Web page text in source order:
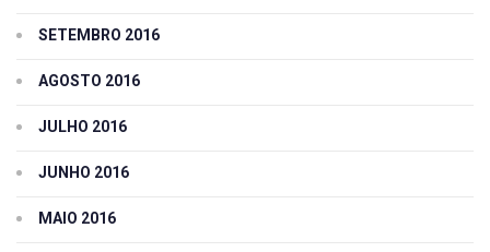
SETEMBRO 2016
AGOSTO 2016
JULHO 2016
JUNHO 2016
MAIO 2016